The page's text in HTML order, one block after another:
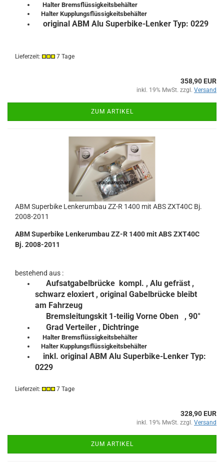
Halter Bremsflüssigkeitsbehälter
Halter Kupplungsflüssigkeitsbehälter
original ABM Alu Superbike-Lenker Typ: 0229
Lieferzeit: 7 Tage
358,90 EUR
inkl. 19% MwSt. zzgl. Versand
ZUM ARTIKEL
ABM Superbike Lenkerumbau ZZ-R 1400 mit ABS ZXT40C Bj.
2008-2011
ABM Superbike Lenkerumbau ZZ-R 1400 mit ABS ZXT40C
Bj. 2008-2011
bestehend aus :
Aufsatgabelbrücke kompl. , Alu gefräst ,
schwarz eloxiert , original Gabelbrücke bleibt
am Fahrzeug
Bremsleitungskit 1-teilig Vorne Oben , 90°
Grad Verteiler , Dichtringe
Halter Bremsflüssigkeitsbehälter
Halter Kupplungsflüssigkeitsbehälter
inkl. original ABM Alu Superbike-Lenker Typ:
0229
Lieferzeit: 7 Tage
328,90 EUR
inkl. 19% MwSt. zzgl. Versand
ZUM ARTIKEL